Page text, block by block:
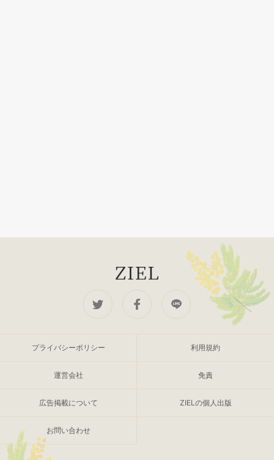
プライバシーポリシー 利用規約
運営会社 免責
広告掲載について ZIELの個人出版
お問い合わせ